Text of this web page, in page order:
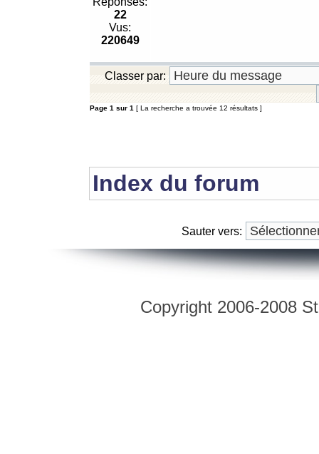
22
Vus:
220649
Classer par:
Page 1 sur 1 [ La recherche a trouvée 12 résultats ]
Index du forum
Sauter vers:
Copyright 2006-2008